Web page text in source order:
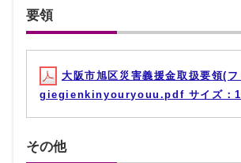
要領
大阪市旭区災害義援金取扱要領(フ
giegienkinyouryouu.pdf サイズ：
その他